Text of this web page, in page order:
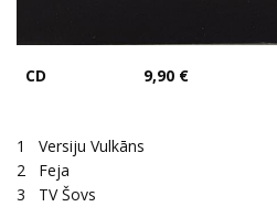
CD 9,90 €
1 Versiju Vulkāns
2
Feja
3
TV Šovs